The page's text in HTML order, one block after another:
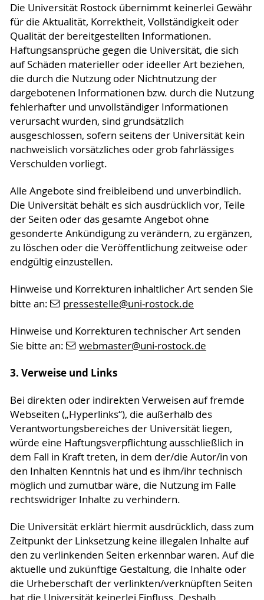
Die Universität Rostock übernimmt keinerlei Gewähr
für die Aktualität, Korrektheit, Vollständigkeit oder
Qualität der bereitgestellten Informationen.
Haftungsansprüche gegen die Universität, die sich
auf Schäden materieller oder ideeller Art beziehen,
die durch die Nutzung oder Nichtnutzung der
dargebotenen Informationen bzw. durch die Nutzung
fehlerhafter und unvollständiger Informationen
verursacht wurden, sind grundsätzlich
ausgeschlossen, sofern seitens der Universität kein
nachweislich vorsätzliches oder grob fahrlässiges
Verschulden vorliegt.
Alle Angebote sind freibleibend und unverbindlich.
Die Universität behält es sich ausdrücklich vor, Teile
der Seiten oder das gesamte Angebot ohne
gesonderte Ankündigung zu verändern, zu ergänzen,
zu löschen oder die Veröffentlichung zeitweise oder
endgültig einzustellen.
Hinweise und Korrekturen inhaltlicher Art senden Sie
bitte an:
pressestelle@uni-rostock.de
Hinweise und Korrekturen technischer Art senden
Sie bitte an:
webmaster@uni-rostock.de
3. Verweise und Links
Bei direkten oder indirekten Verweisen auf fremde
Webseiten („Hyperlinks“), die außerhalb des
Verantwortungsbereiches der Universität liegen,
würde eine Haftungsverpflichtung ausschließlich in
dem Fall in Kraft treten, in dem der/die Autor/in von
den Inhalten Kenntnis hat und es ihm/ihr technisch
möglich und zumutbar wäre, die Nutzung im Falle
rechtswidriger Inhalte zu verhindern.
Die Universität erklärt hiermit ausdrücklich, dass zum
Zeitpunkt der Linksetzung keine illegalen Inhalte auf
den zu verlinkenden Seiten erkennbar waren. Auf die
aktuelle und zukünftige Gestaltung, die Inhalte oder
die Urheberschaft der verlinkten/verknüpften Seiten